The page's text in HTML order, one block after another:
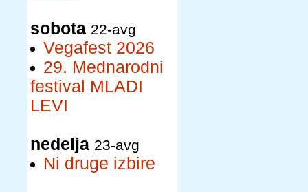
sobota 22-avg
Vegafest 2026
29. Mednarodni
festival MLADI
LEVI
nedelja 23-avg
Ni druge izbire